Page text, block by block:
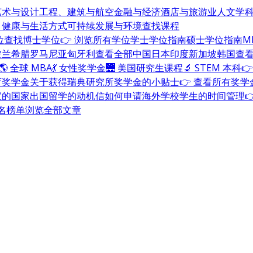
与设计工程、建筑与航空金融与经济酒店与旅游业人文学
康与生活方式可持续发展与环境查找课程
查找博士学位👉 浏览所有学位学士学位指南硕士学位指南
希腊罗马尼亚匈牙利查看全部中国日本印度新加坡韩国查
全球 MBA💃 女性奖学金🌉 美国研究生课程🔬 STEM 本科
学金关于获得瑞典研究所奖学金的小贴士👉 查看所有奖学
国家出国留学的动机信如何申请海外学校学生的时间管理
榜单浏览全部文章